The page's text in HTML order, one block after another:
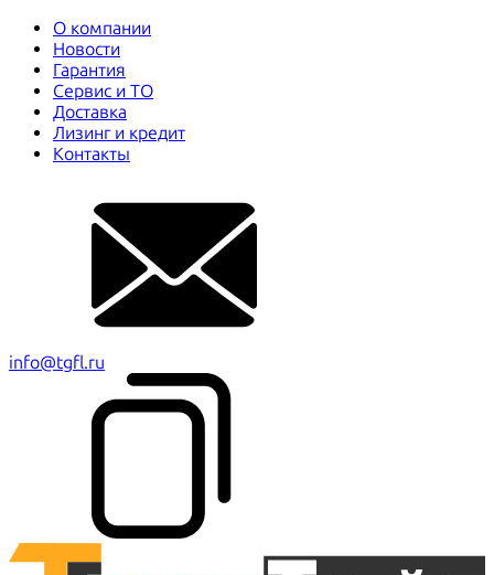
О компании
Новости
Гарантия
Сервис и ТО
Доставка
Лизинг и кредит
Контакты
info@tgfl.ru